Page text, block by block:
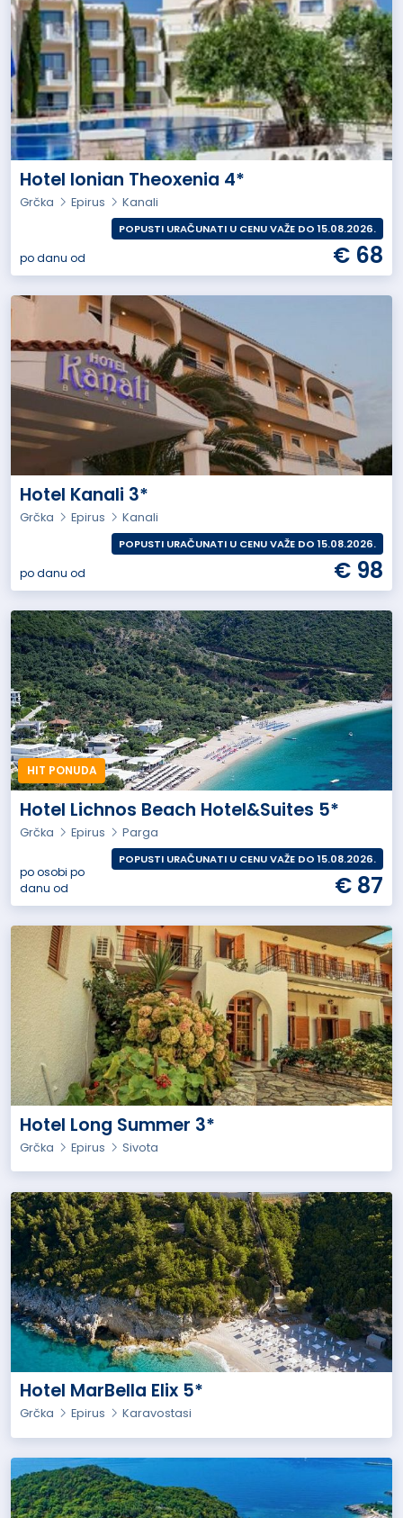
Hotel Ionian Theoxenia 4*
Grčka Epirus Kanali
po danu od
POPUSTI URAČUNATI U CENU VAŽE DO 15.08.2026.
€ 68
Hotel Kanali 3*
Grčka Epirus Kanali
po danu od
POPUSTI URAČUNATI U CENU VAŽE DO 15.08.2026.
€ 98
HIT PONUDA
Hotel Lichnos Beach Hotel&Suites 5*
Grčka Epirus Parga
po osobi po
danu od
POPUSTI URAČUNATI U CENU VAŽE DO 15.08.2026.
€ 87
Hotel Long Summer 3*
Grčka Epirus Sivota
Hotel MarBella Elix 5*
Grčka Epirus Karavostasi